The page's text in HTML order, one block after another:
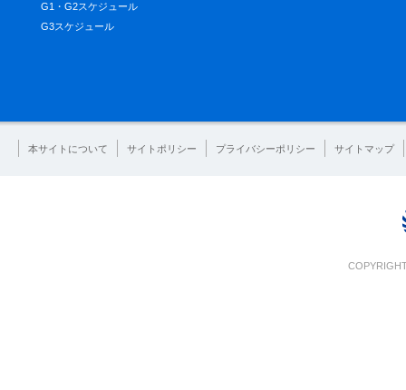
G1・G2スケジュール
G3スケジュール
本サイトについて サイトポリシー プライバシーポリシー サイトマップ